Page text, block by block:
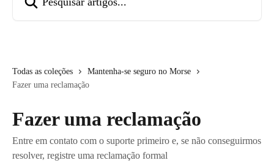
Todas as coleções
Mantenha-se seguro no Morse
Fazer uma reclamação
Fazer uma reclamação
Entre em contato com o suporte primeiro e, se não conseguirmos
resolver, registre uma reclamação formal